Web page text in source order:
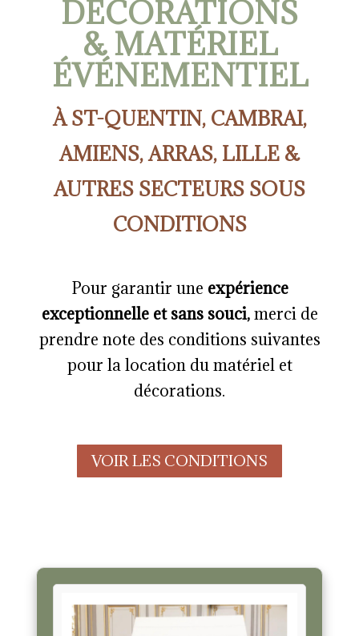
DÉCORATIONS
& MATÉRIEL
ÉVÉNEMENTIEL
À ST-QUENTIN, CAMBRAI,
AMIENS, ARRAS, LILLE &
AUTRES SECTEURS SOUS
CONDITIONS
Pour garantir une expérience
exceptionnelle et sans souci,merci de
prendre note des conditions suivantes
pour la location du matériel et
décorations.
VOIR LES CONDITIONS